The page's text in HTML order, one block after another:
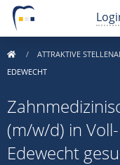
ATTRAKTIVE
EDEWECHT
(m/w/d) in
Edewecht